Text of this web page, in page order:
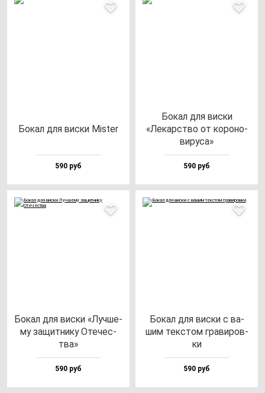
Бокал для вис­ки Mis­ter
590 руб
Бокал для вис­ки
«Лекарс­тво от ко­ро­но­
ви­ру­са»
590 руб
Бокал для вис­ки «Луч­ше­
му за­щит­ни­ку Оте­чес­
тва»
590 руб
Бокал для вис­ки с ва­
шим тек­стом гра­ви­ров­
ки
590 руб